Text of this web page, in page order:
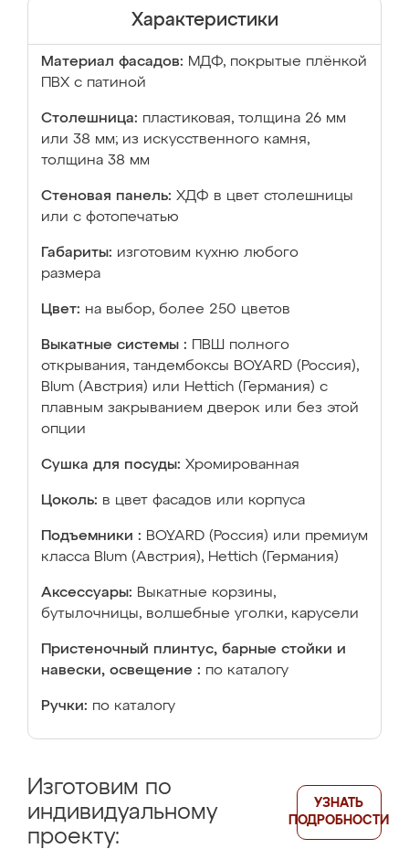
Характеристики
Материал фасадов: МДФ, покрытые плёнкой
ПВХ с патиной
Столешница: пластиковая, толщина 26 мм
или 38 мм; из искусственного камня,
толщина 38 мм
Стеновая панель: ХДФ в цвет столешницы
или с фотопечатью
Габариты: изготовим кухню любого
размера
Цвет: на выбор, более 250 цветов
Выкатные системы :
ПВШ полного
открывания, тандембоксы BOYARD (Россия),
Blum (Австрия) или Hettich (Германия) с
плавным закрыванием дверок или без этой
опции
Сушка для посуды: Хромированная
Цоколь: в цвет фасадов или корпуса
Подъемники : BOYARD (Россия) или премиум
класса Blum (Австрия), Hettich (Германия)
Аксессуары: Выкатные корзины,
бутылочницы, волшебные уголки, карусели
Пристеночный плинтус, барные стойки и
навески, освещение : по каталогу
Ручки: по каталогу
Изготовим по
индивидуальному
проекту:
УЗНАТЬ
ПОДРОБНОСТИ